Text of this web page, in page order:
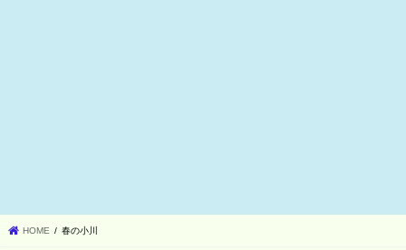
HOME 春の小川